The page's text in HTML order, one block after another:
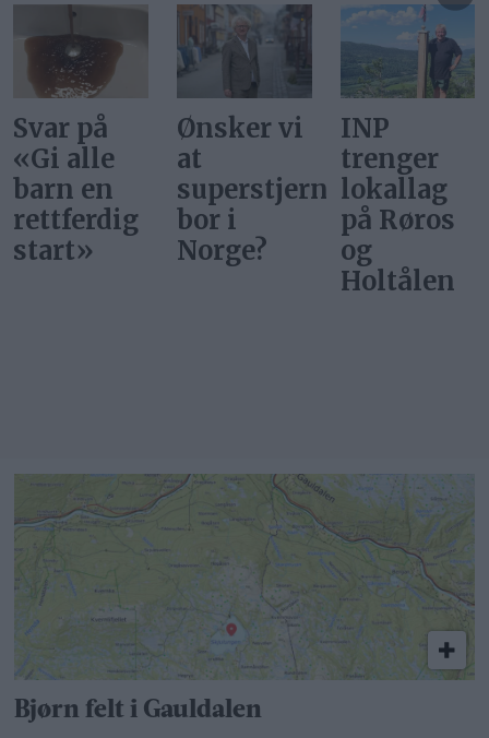
Ønsker vi
at
superstjerner
bor i
Norge?
INP
trenger
lokallag
på Røros
og
Gi alle
barn en
rettferdig
start
Bjørn felt i Gauldalen